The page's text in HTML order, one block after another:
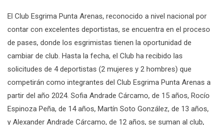
El Club Esgrima Punta Arenas, reconocido a nivel nacional por
contar con excelentes deportistas, se encuentra en el proceso
de pases, donde los esgrimistas tienen la oportunidad de
cambiar de club. Hasta la fecha, el Club ha recibido las
solicitudes de 4 deportistas (2 mujeres y 2 hombres) que
competirán como integrantes del Club Esgrima Punta Arenas a
partir del año 2024. Sofia Andrade Cárcamo, de 15 años, Rocío
Espinoza Peña, de 14 años, Martín Soto González, de 13 años,
y Alexander Andrade Cárcamo, de 12 años, se suman al club,